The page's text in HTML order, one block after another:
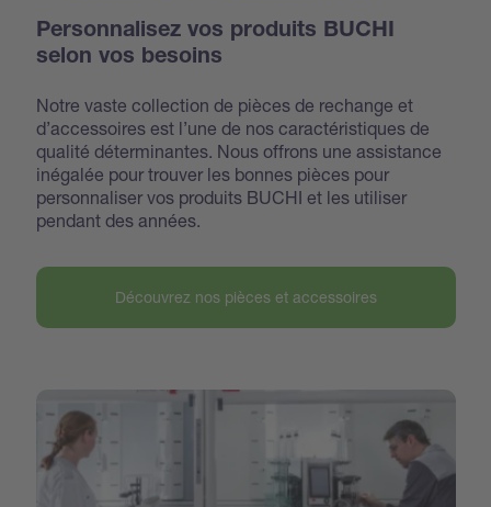
Personnalisez vos produits BUCHI
selon vos besoins
Notre vaste collection de pièces de rechange et
d’accessoires est l’une de nos caractéristiques de
qualité déterminantes. Nous offrons une assistance
inégalée pour trouver les bonnes pièces pour
personnaliser vos produits BUCHI et les utiliser
pendant des années.
Découvrez nos pièces et accessoires